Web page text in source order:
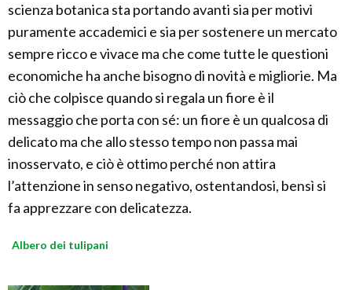
scienza botanica sta portando avanti sia per motivi
puramente accademici e sia per sostenere un mercato
sempre ricco e vivace ma che come tutte le questioni
economiche ha anche bisogno di novità e migliorie. Ma
ciò che colpisce quando si regala un fiore è il
messaggio che porta con sé: un fiore è un qualcosa di
delicato ma che allo stesso tempo non passa mai
inosservato, e ciò è ottimo perché non attira
l’attenzione in senso negativo, ostentandosi, bensì si
fa apprezzare con delicatezza.
Albero dei tulipani